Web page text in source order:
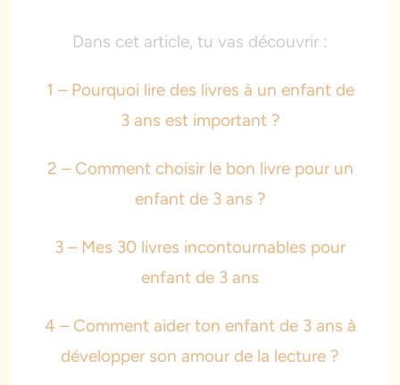
Dans cet article, tu vas découvrir :
1 – Pourquoi lire des livres à un enfant de
3 ans est important ?
2 – Comment choisir le bon livre pour un
enfant de 3 ans ?
3 – Mes 30 livres incontournables pour
enfant de 3 ans
4 – Comment aider ton enfant de 3 ans à
développer son amour de la lecture ?